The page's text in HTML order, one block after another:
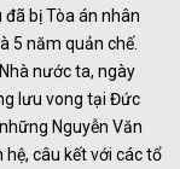
đã bị Tòa án nhân
5 năm quản chế.
nước ta, ngày
lưu vong tại Đức
Nguyễn Văn
câu kết với các tổ